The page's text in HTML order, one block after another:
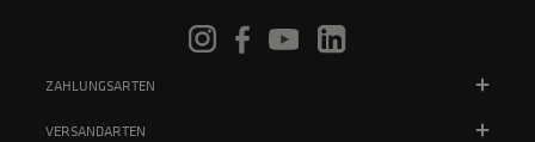
ZAHLUNGSARTEN
VERSANDARTEN